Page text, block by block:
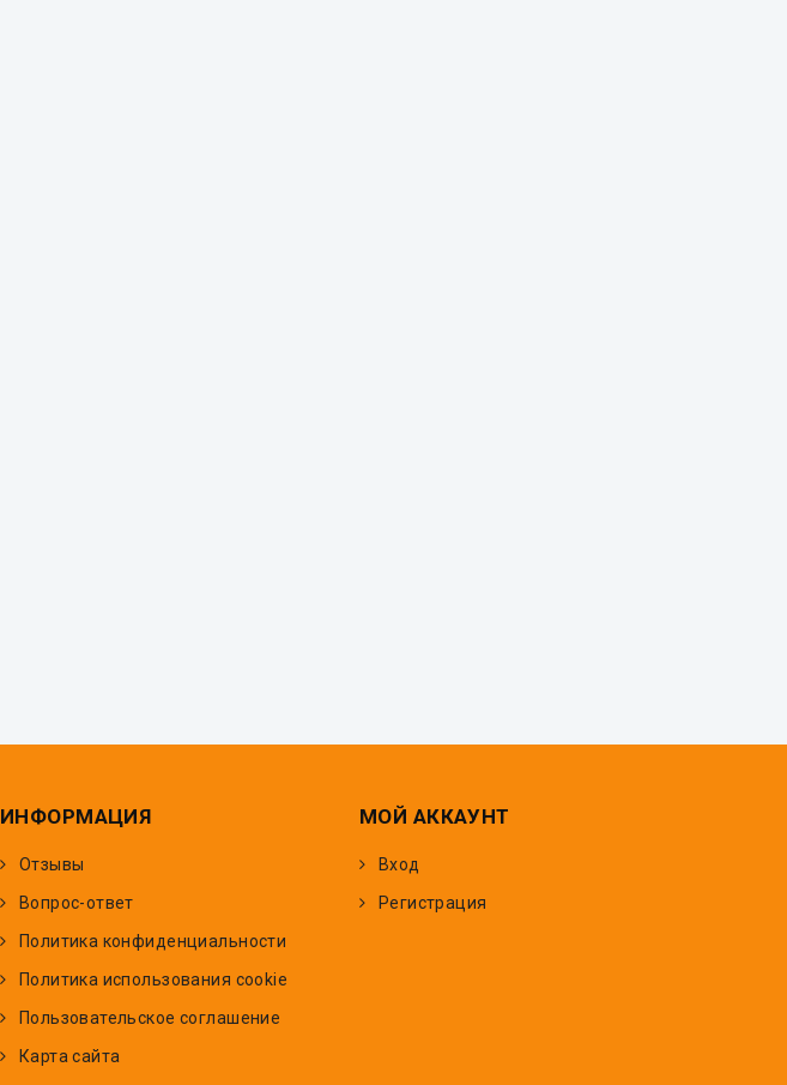
ИНФОРМАЦИЯ
Отзывы
Вопрос-ответ
Политика конфиденциальности
Политика использования cookie
Пользовательское соглашение
Карта сайта
МОЙ АККАУНТ
Вход
Регистрация